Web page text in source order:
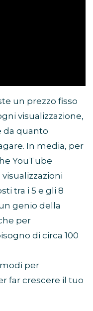
un prezzo fisso
visualizzazione,
da quanto
In media, per
YouTube
tra i 5 e gli 8
genio della
per
di circa 100
per
far crescere il tuo